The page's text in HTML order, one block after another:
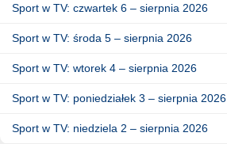
Sport w TV: czwartek 6 – sierpnia 2026
Sport w TV: środa 5 – sierpnia 2026
Sport w TV: wtorek 4 – sierpnia 2026
Sport w TV: poniedziałek 3 – sierpnia 2026
Sport w TV: niedziela 2 – sierpnia 2026